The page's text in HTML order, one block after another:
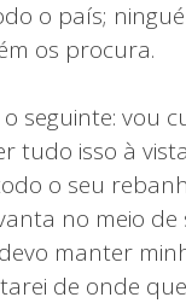
o país;
os procura.
o seguinte: vou
tudo isso à
o seu
no meio de
manter
de onde